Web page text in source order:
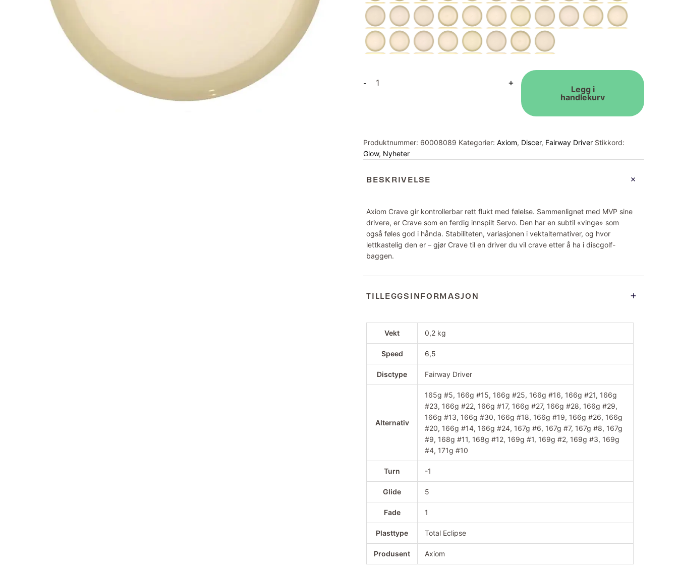
-
Eclipse
+
Legg i
handlekurv
Produktnummer: 60008089 Kategorier:Axiom, Discer, Fairway Driver Stikkord:
Glow, Nyheter
BESKRIVELSE
Axiom Crave gir kontrollerbar rett flukt med følelse. Sammenlignet med MVP sine
drivere, er Crave som en ferdig innspilt Servo. Den har en subtil «vinge» som
også føles god i hånda. Stabiliteten, variasjonen i vektalternativer, og hvor
lettkastelig den er – gjør Crave til en driver du vil crave etter å ha i discgolf-
baggen.
TILLEGGSINFORMASJON
Vekt 0,2 kg
Speed 6,5
Disctype Fairway Driver
Alternativ
165g #5, 166g #15, 166g #25, 166g #16, 166g #21, 166g
#23, 166g #22, 166g #17, 166g #27, 166g #28, 166g #29,
166g #13, 166g #30, 166g #18, 166g #19, 166g #26, 166g
#20, 166g #14, 166g #24, 167g #6, 167g #7, 167g #8, 167g
#9, 168g #11, 168g #12, 169g #1, 169g #2, 169g #3, 169g
#4, 171g #10
Turn -1
Glide 5
Fade 1
Plasttype Total Eclipse
Produsent Axiom